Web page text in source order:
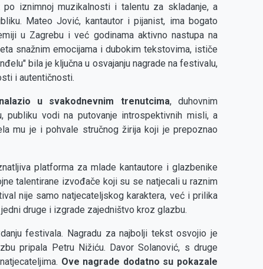
iznimnoj muzikalnosti i talentu za skladanje, a
Mateo Jović, kantautor i pijanist, ima bogato
u Zagrebu i već godinama aktivno nastupa na
snažnim emocijama i dubokim tekstovima, ističe
bila je ključna u osvajanju nagrade na festivalu,
i autentičnosti.
u svakodnevnim trenutcima, duhovnim
publiku vodi na putovanje introspektivnih misli, a
mu je i pohvale stručnog žirija koji je prepoznao
platforma za mlade kantautore i glazbenike
talentirane izvođače koji su se natjecali u raznim
nije samo natjecateljskog karaktera, već i prilika
druge i izgrade zajedništvo kroz glazbu.
festivala. Nagradu za najbolji tekst osvojio je
pripala Petru Nižiću. Davor Solanović, s druge
Ove nagrade dodatno su pokazale